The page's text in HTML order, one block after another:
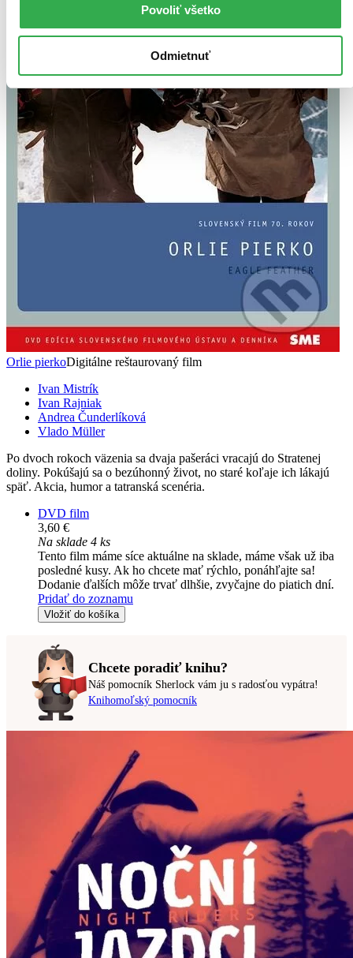
Povoliť všetko
Odmietnuť
Orlie pierkoDigitálne reštaurovaný film
Ivan Mistrík
Ivan Rajniak
Andrea Čunderlíková
Vlado Müller
Po dvoch rokoch väzenia sa dvaja pašeráci vracajú do Stratenej
doliny. Pokúšajú sa o bezúhonný život, no staré koľaje ich lákajú
späť. Akcia, humor a tatranská scenéria.
DVD film
3,60 €
Na sklade 4 ks
Tento film máme síce aktuálne na sklade, máme však už iba
posledné kusy. Ak ho chcete mať rýchlo, ponáhľajte sa!
Dodanie ďalších môže trvať dlhšie, zvyčajne do piatich dní.
Pridať do zoznamu
Vložiť do košíka
Chcete poradiť knihu?
Náš pomocník Sherlock vám ju s radosťou vypátra!
Knihomoľský pomocník